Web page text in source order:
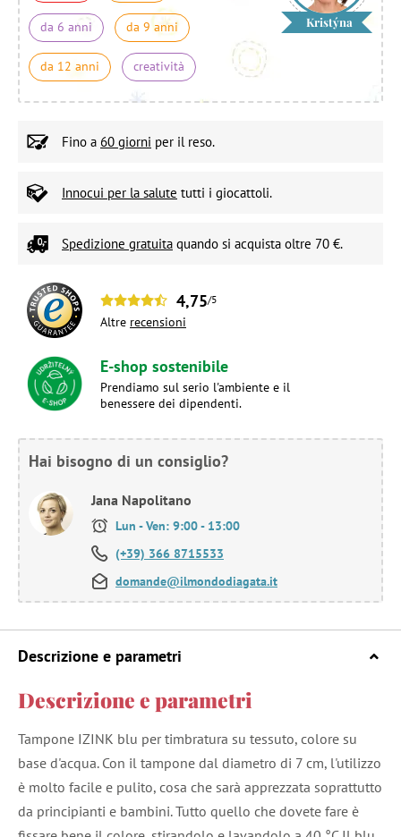
da 6 anni da 9 anni
da 12 anni creatività
Kristýna
Fino a 60 giorni per il reso.
Innocui per la salute tutti i giocattoli.
Spedizione gratuita quando si acquista oltre 70 €.
4,75/5
Altre recensioni
E-shop sostenibile
Prendiamo sul serio l'ambiente e il
benessere dei dipendenti.
Hai bisogno di un consiglio?
Jana Napolitano
Lun - Ven: 9:00 - 13:00
(+39) 366 8715533
domande@ilmondodiagata.it
Descrizione e parametri
Descrizione e parametri
Tampone IZINK blu per timbratura su tessuto, colore su
base d'acqua. Con il tampone dal diametro di 7 cm, l'utilizzo
è molto facile e pulito, cosa che sarà apprezzata soprattutto
da principianti e bambini. Tutto quello che dovete fare è